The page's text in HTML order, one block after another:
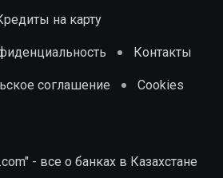
на карту
Контакты
соглашение Cookies
- все о банках в Казахстане